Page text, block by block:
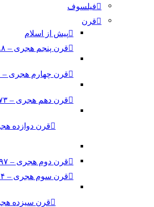
فیلسوف
قرن
پیش از اسلام
قرن پنجم هجری – ۳۸۸ الی ۴۸۵ شمسی
قرن چهارم هجری – ۲۹۱ الی ۳۸۸ شمسی
قرن دهم هجری – ۸۷۳ الی ۹۷۰ شمسی
قرن دوم هجری – ۹۷ الی ۱۹۴ شمسی
قرن سوم هجری – ۱۹۴ الی ۲۹۱ شمسی